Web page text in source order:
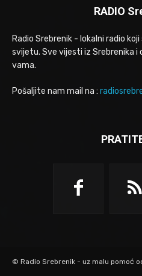
RADIO
Radio Srebrenik - lokalni radio
svijetu. Sve vijesti iz Srebrenika i
vama.
Pošaljite nam mail na :
© Radio Srebrenik - uz malu pomoć